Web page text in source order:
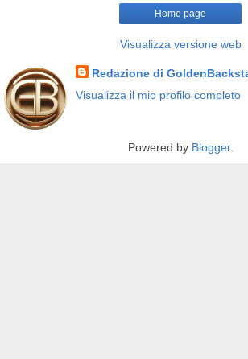
Home page
Visualizza versione web
Redazione di
Visualizza il mio profilo completo
Powered by Blogger.